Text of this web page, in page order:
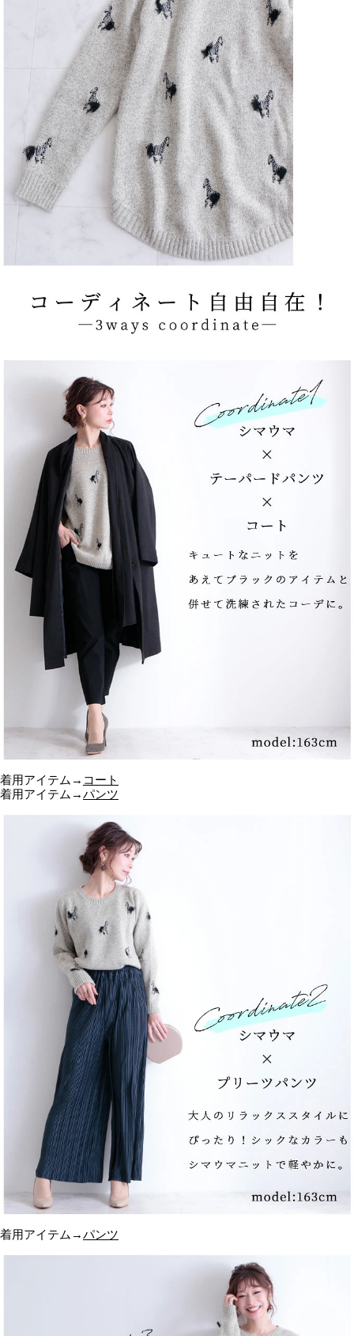
着用アイテム→ コート
着用アイテム→パンツ
着用アイテム→パンツ